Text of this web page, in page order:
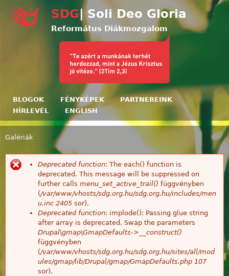
Ugrás a tartalomra
SDG | Soli Deo Gloria
Református Diákmozgalom
BLOGOK FÉNYKÉPEK
PARTNEREINK
HÍRLEVÉL
ENGLISH
Jelenlegi hely
Galériák
Hibaüzenet
Deprecated function: The each() function is
deprecated. This message will be suppressed on
further calls menu_set_active_trail() függvényben
(/var/www/vhosts/sdg.org.hu/sdg.org.hu/includes/men
u.inc 2405 sor).
Deprecated function: implode(): Passing glue string
after array is deprecated. Swap the parameters
Drupal\gmap\GmapDefaults->__construct()
függvényben
(/var/www/vhosts/sdg.org.hu/sdg.org.hu/sites/all/mod
ules/gmap/lib/Drupal/gmap/GmapDefaults.php 107
sor).